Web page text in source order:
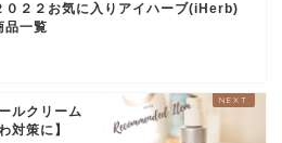
０２２お気に入りアイハーブ(iHerb)
品一覧
ルクリーム
対策に】